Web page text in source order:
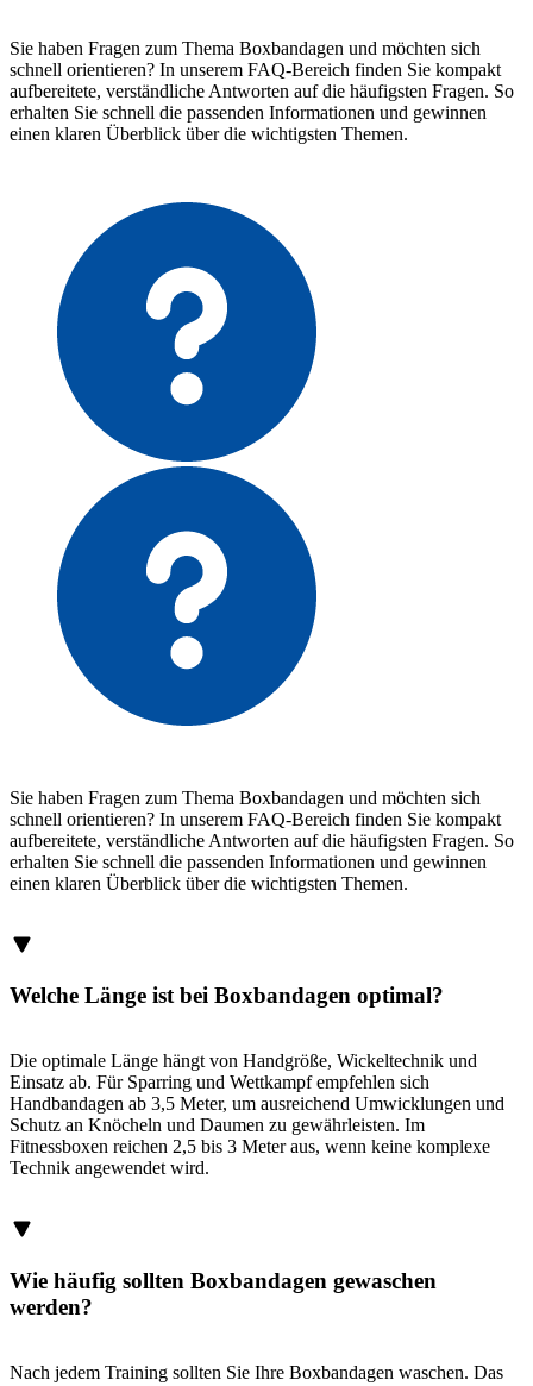
Sie haben Fragen zum Thema Boxbandagen und möchten sich
schnell orientieren? In unserem FAQ-Bereich finden Sie kompakt
aufbereitete, verständliche Antworten auf die häufigsten Fragen. So
erhalten Sie schnell die passenden Informationen und gewinnen
einen klaren Überblick über die wichtigsten Themen.
Sie haben Fragen zum Thema Boxbandagen und möchten sich
schnell orientieren? In unserem FAQ-Bereich finden Sie kompakt
aufbereitete, verständliche Antworten auf die häufigsten Fragen. So
erhalten Sie schnell die passenden Informationen und gewinnen
einen klaren Überblick über die wichtigsten Themen.
Welche Länge ist bei Boxbandagen optimal?
Die optimale Länge hängt von Handgröße, Wickeltechnik und
Einsatz ab. Für Sparring und Wettkampf empfehlen sich
Handbandagen ab 3,5 Meter, um ausreichend Umwicklungen und
Schutz an Knöcheln und Daumen zu gewährleisten. Im
Fitnessboxen reichen 2,5 bis 3 Meter aus, wenn keine komplexe
Technik angewendet wird.
Wie häufig sollten Boxbandagen gewaschen
werden?
Nach jedem Training sollten Sie Ihre Boxbandagen waschen. Das